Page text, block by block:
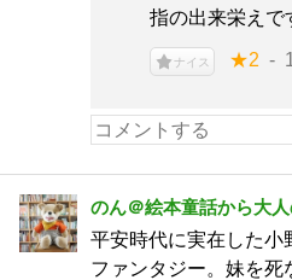
指の出来栄えで
ナイス ★2
のん＠絵本童話から大
平安時代に実在した小
ファンタジー。妹を死